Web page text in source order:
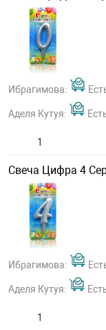
Ибрагимова:
Аделя Кутуя:
Свеча Цифра 4
Ибрагимова:
Аделя Кутуя: